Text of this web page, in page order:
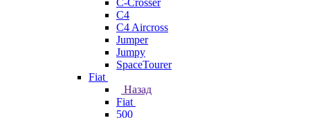
C-Crosser
C4
C4 Aircross
Jumper
Jumpy
SpaceTourer
Fiat
Назад
Fiat
500